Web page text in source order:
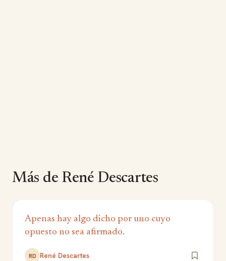
Más de René Descartes
Apenas hay algo dicho por uno cuyo
opuesto no sea afirmado.
RD René Descartes